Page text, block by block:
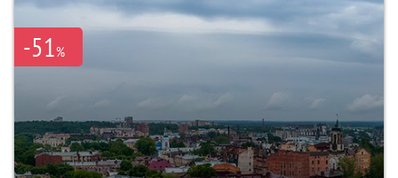
-51%